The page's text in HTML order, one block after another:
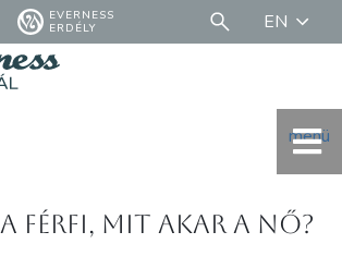
EVERNESS
ERDÉLY
EN
menü
férfi, mit akar a nő?